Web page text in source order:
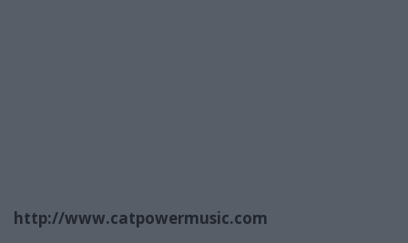
http://www.catpowermusic.com